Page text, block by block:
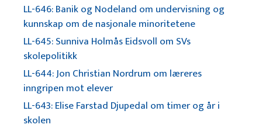
LL-646: Banik og Nodeland om undervisning og
kunnskap om de nasjonale minoritetene
LL-645: Sunniva Holmås Eidsvoll om SVs
skolepolitikk
LL-644: Jon Christian Nordrum om læreres
inngripen mot elever
LL-643: Elise Farstad Djupedal om timer og år i
skolen